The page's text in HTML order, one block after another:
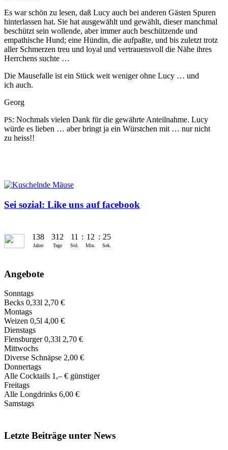
Es war schön zu lesen, daß Lucy auch bei anderen Gästen Spuren
hin­ter­lassen hat. Sie hat aus­gewählt und gewählt, dieser manch­mal
beschützt sein wol­lende, aber immer auch beschützende und
empathis­che Hund; eine Hündin, die auf­paßte, und bis zulet­zt trotz
aller Schmerzen treu und loy­al und ver­trauensvoll die Nähe ihres
Her­rchens suchte …
Die Mause­falle ist ein Stück weit weniger ohne Lucy … und
ich auch.
Georg
PS: Nochmals vie­len Dank für die gewährte Anteil­nahme. Lucy
würde es lieben … aber bringt ja ein Würstchen mit … nur nicht
zu heiss!!
Sei sozial: Like uns auf facebook
138 312 11 : 12 : 26
Jahre Tage Std. Min. Sek.
Angebote
Sonntags
Becks 0,33l 2,70 €
Montags
Weizen 0,5l 4,00 €
Dienstags
Flensburger 0,33l 2,70 €
Mittwochs
Diverse Schnäpse 2,00 €
Donnertags
Alle Cocktails 1,‒ € günstiger
Freitags
Alle Longdrinks 6,00 €
Samstags
Letzte Beiträge unter News